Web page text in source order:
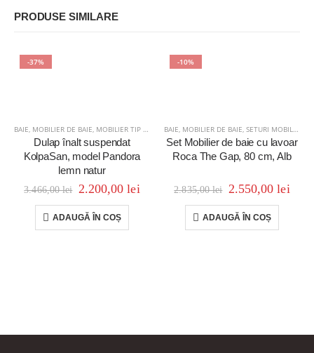
PRODUSE SIMILARE
-37%
BAIE, MOBILIER DE BAIE, MOBILIER TIP COLOANĂ
Dulap înalt suspendat
KolpaSan, model Pandora
lemn natur
3.466,00lei 2.200,00lei
ADAUGĂ ÎN COȘ
-10%
BAIE, MOBILIER DE BAIE, SETURI MOBILIER
Set Mobilier de baie cu lavoar
Roca The Gap, 80 cm, Alb
2.835,00lei 2.550,00lei
ADAUGĂ ÎN COȘ